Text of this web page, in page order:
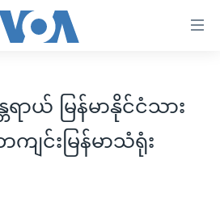
တရာယ် မြန်မာနိုင်ငံသား
င်းမြန်မာသံရုံး